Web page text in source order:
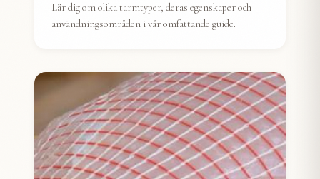
Lär dig om olika tarmtyper, deras egenskaper och
användningsområden i vår omfattande guide.